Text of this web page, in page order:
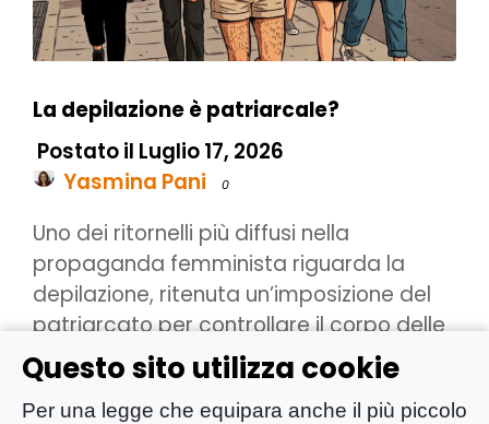
Questo sito utilizza cookie
Per una legge che equipara anche il più piccolo
La depilazione è patriarcale?
Postato il Luglio 17, 2026
Yasmina Pani
0
Uno dei ritornelli più diffusi nella
propaganda femminista riguarda la
depilazione, ritenuta un’imposizione del
patriarcato per controllare il corpo delle
…